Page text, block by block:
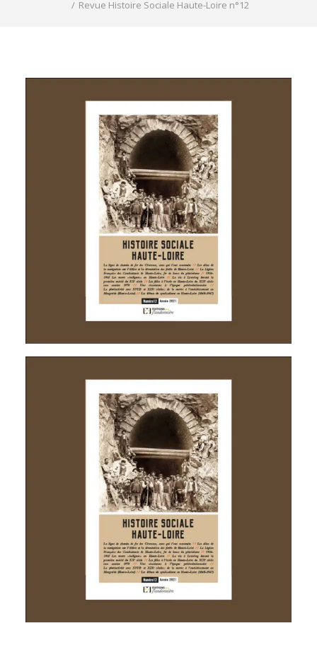
MON COMPTE
Revue Histoire Sociale Haute-Loire n°12